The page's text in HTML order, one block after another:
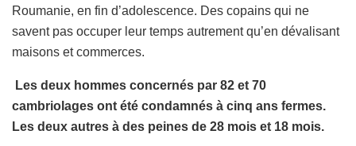
Roumanie, en fin d’adolescence. Des copains qui ne
savent pas occuper leur temps autrement qu’en dévalisant
maisons et commerces.
Les deux hommes concernés par 82 et 70
cambriolages ont été condamnés à cinq ans fermes.
Les deux autres à des peines de 28 mois et 18 mois.